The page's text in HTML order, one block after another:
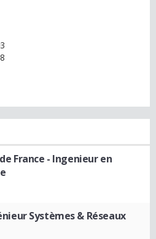
France - Ingenieur en
Systèmes & Réseaux